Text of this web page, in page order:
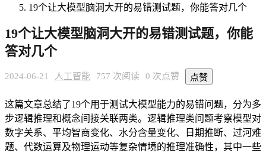
19个让大模型脑洞大开的易错测试题，你能答对几个
19个让大模型脑洞大开的易错测试题，你能
答对几个
2024-06-21 人工智能 757 次阅读 0 次点赞 点赞
这篇文章总结了19个用于测试大模型能力的易错问题，分为多
步逻辑推理和概念间接关联两类。逻辑推理类问题考察模型对
数字关系、平均智商变化、水分含量变化、日期推断、过河难
题、代数运算及物理运动等复杂情境的推理准确性，其中一些